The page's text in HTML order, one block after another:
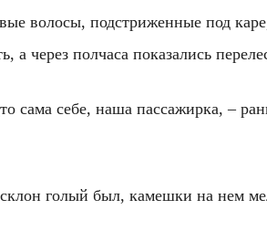
волосы, подстриженные под
а через полчаса показались
сама себе, наша пассажирка, –
голый был, камешки на нем